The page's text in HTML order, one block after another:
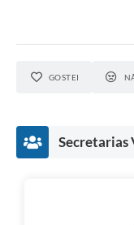
GOSTEI
Secretarias